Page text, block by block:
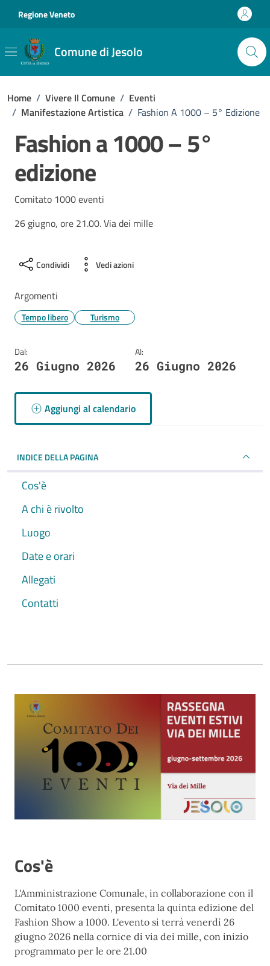
Regione Veneto
Comune di Jesolo
Home / Vivere Il Comune / Eventi
/ Manifestazione Artistica / Fashion A 1000 – 5° Edizione
Fashion a 1000 – 5°
edizione
Comitato 1000 eventi
26 giugno, ore 21.00. Via dei mille
Condividi Vedi azioni
Argomenti
Tempo libero Turismo
Dal:
26 Giugno 2026
Al:
26 Giugno 2026
Aggiungi al calendario
INDICE DELLA PAGINA
Cos'è
A chi è rivolto
Luogo
Date e orari
Allegati
Contatti
Cos'è
L'Amministrazione Comunale, in collaborazione con il
Comitato 1000 eventi, presenta la quinta edizione del
Fashion Show a 1000. L'evento si terrà venerdì 26
giugno 2026 nella cornice di via dei mille, con inizio
programmato per le ore 21.00